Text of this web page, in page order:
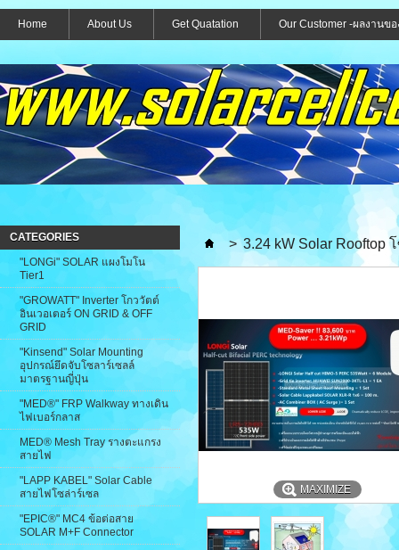
Home About Us Get Quatation Our Customer -ผลงานขอ
CATEGORIES
"LONGi" SOLAR แผงโมโน
Tier1
"GROWATT" Inverter โกววัตต์
อินเวอเตอร์ ON GRID & OFF
GRID
"Kinsend" Solar Mounting
อุปกรณ์ยึดจับโซลาร์เซลล์
มาตรฐานญี่ปุ่น
"MED®" FRP Walkway ทางเดิน
ไฟเบอร์กลาส
MED® Mesh Tray รางตะแกรง
สายไฟ
"LAPP KABEL" Solar Cable
สายไฟโซล่าร์เซล
"EPIC®" MC4 ข้อต่อสาย
SOLAR M+F Connector
> 3.24 kW Solar Rooftop
MAXIMIZE